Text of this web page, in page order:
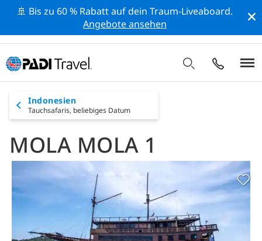
🚢 Bis zu 60 % Rabatt auf dein Traum-Liveaboard.
Angebote ansehen
Indonesien
Tauchsafaris, beliebiges Datum
MOLA MOLA 1